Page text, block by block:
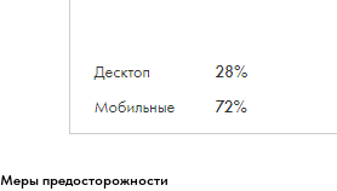
Меры предосторожности